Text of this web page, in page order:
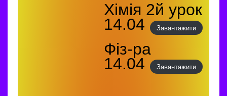
Хімія 2й урок
14.04
Завантажити
Фіз-ра
14.04
Завантажити